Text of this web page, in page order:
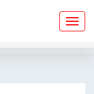
Toggle
navigation